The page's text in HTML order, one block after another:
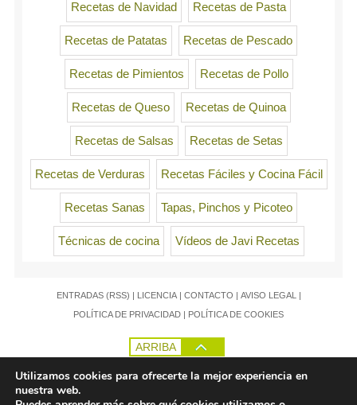
Recetas de Navidad Recetas de Pasta
Recetas de Patatas Recetas de Pescado
Recetas de Pimientos Recetas de Pollo
Recetas de Queso Recetas de Quinoa
Recetas de Salsas Recetas de Setas
Recetas de Verduras Recetas Fáciles y Cocina Fácil
Recetas Sanas Tapas, Pinchos y Picoteo
Técnicas de cocina Vídeos de Javi Recetas
ENTRADAS (RSS) LICENCIA| CONTACTO AVISO LEGAL|
POLÍTICA DE PRIVACIDAD
POLÍTICA DE COOKIES
ARRIBA
Utilizamos cookies para ofrecerte la mejor experiencia en
nuestra web.